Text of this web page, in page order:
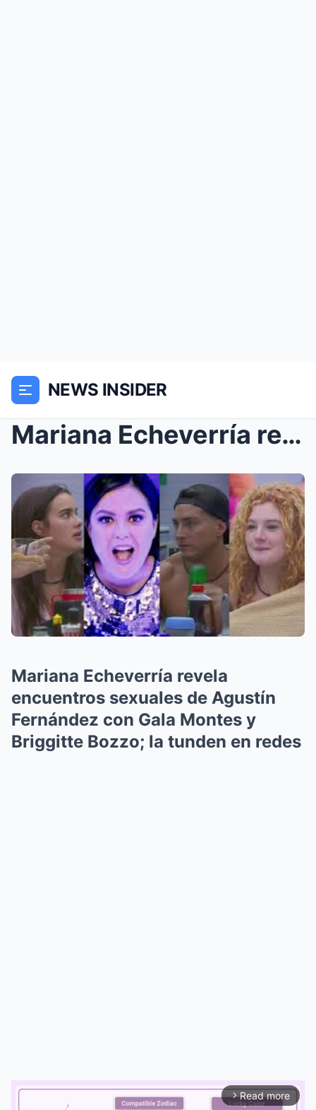
NEWS INSIDER
Mariana Echeverría revela encuentros sexuales de A...
Mariana Echeverría revela
encuentros sexuales de Agustín
Fernández con Gala Montes y
Briggitte Bozzo; la tunden en redes
arrow_forward_ios Read more